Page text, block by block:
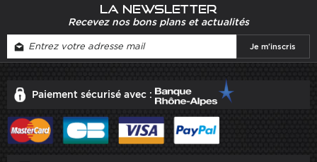
La newsletter
Recevez nos bons plans et actualités
Paiement sécurisé avec :